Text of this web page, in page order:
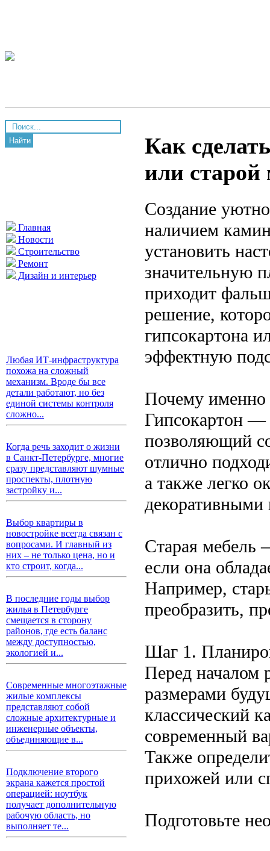
Найти
Главная
Новости
Строительство
Ремонт
Дизайн и интерьер
Любая ИТ-инфраструктура
похожа на сложный
механизм. Вроде бы все
детали работают, но без
единой системы контроля
сложно...
Когда речь заходит о жизни
в Санкт-Петербурге, многие
сразу представляют шумные
проспекты, плотную
застройку и...
Выбор квартиры в
новостройке всегда связан с
вопросами. И главный из
них – не только цена, но и
кто строит, когда...
В последние годы выбор
жилья в Петербурге
смещается в сторону
районов, где есть баланс
между доступностью,
экологией и...
Современные многоэтажные
жилые комплексы
представляют собой
сложные архитектурные и
инженерные объекты,
объединяющие в...
Подключение второго
экрана кажется простой
операцией: ноутбук
получает дополнительную
рабочую область, но
выполняет те...
Как
или старой
Создание
наличием
установить
значительную
приходит
решение,
гипсокартона
эффектную
Почему именно
Гипсокартон —
позволяющий
отлично
а также легко
декоративными
Старая мебель
если она
Например,
преобразить,
Шаг 1.
Перед началом
размерами
классический
современный
Также
прихожей или
Подготовьте